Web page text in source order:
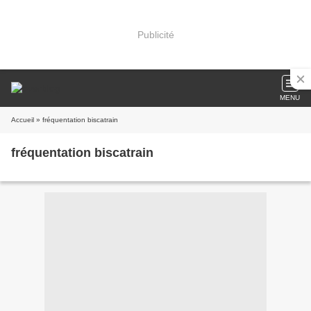
Publicité
MENU
Accueil » fréquentation biscatrain
fréquentation biscatrain